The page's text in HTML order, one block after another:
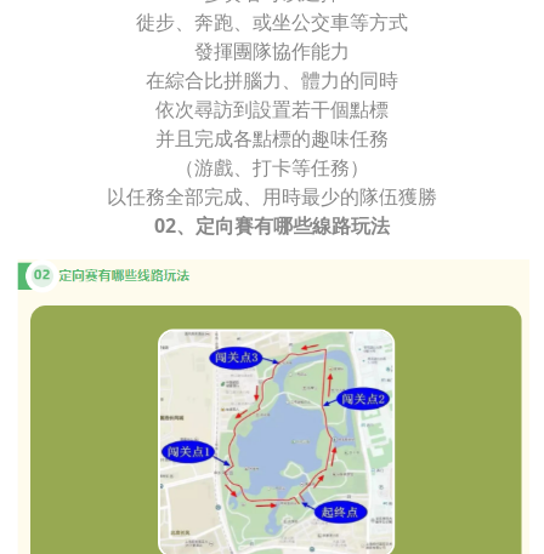
徙步、奔跑、或坐公交車等方式
發揮團隊協作能力
在綜合比拼腦力、體力的同時
依次尋訪到設置若干個點標
并且完成各點標的趣味任務
（游戲、打卡等任務）
以任務全部完成、用時最少的隊伍獲勝
02、定向賽有哪些線路玩法